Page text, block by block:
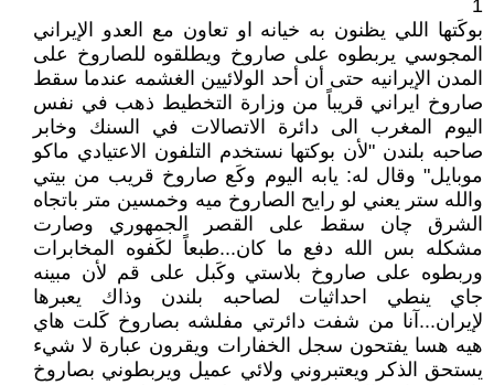
1
بوكَتها اللي يظنون به خيانه او تعاون مع العدو الإيراني
المجوسي يربطوه على صاروخ ويطلقوه للصاروخ على
المدن الإيرانيه حتى أن أحد الولائيين الغشمه عندما سقط
صاروخ ايراني قريباً من وزارة التخطيط ذهب في نفس
اليوم المغرب الى دائرة الاتصالات في السنك وخابر
صاحبه بلندن "لأن بوكتها نستخدم التلفون الاعتيادي ماكو
موبايل" وقال له: يابه اليوم وكَع صاروخ قريب من بيتي
والله ستر يعني لو رايح الصاروخ ميه وخمسين متر باتجاه
الشرق چان سقط على القصر الجمهوري وصارت
مشكله بس الله دفع ما كان...طبعاً لكَفوه المخابرات
وربطوه على صاروخ بلاستي وكَبل على قم لأن مبينه
جاي ينطي احداثيات لصاحبه بلندن وذاك يعبرها
لإيران...آنا من شفت دائرتي مفلشه بصاروخ كَلت هاي
هيه هسا يفتحون سجل الخفارات ويقرون عبارة لا شيء
يستحق الذكر ويعتبروني ولائي عميل ويربطوني بصاروخ